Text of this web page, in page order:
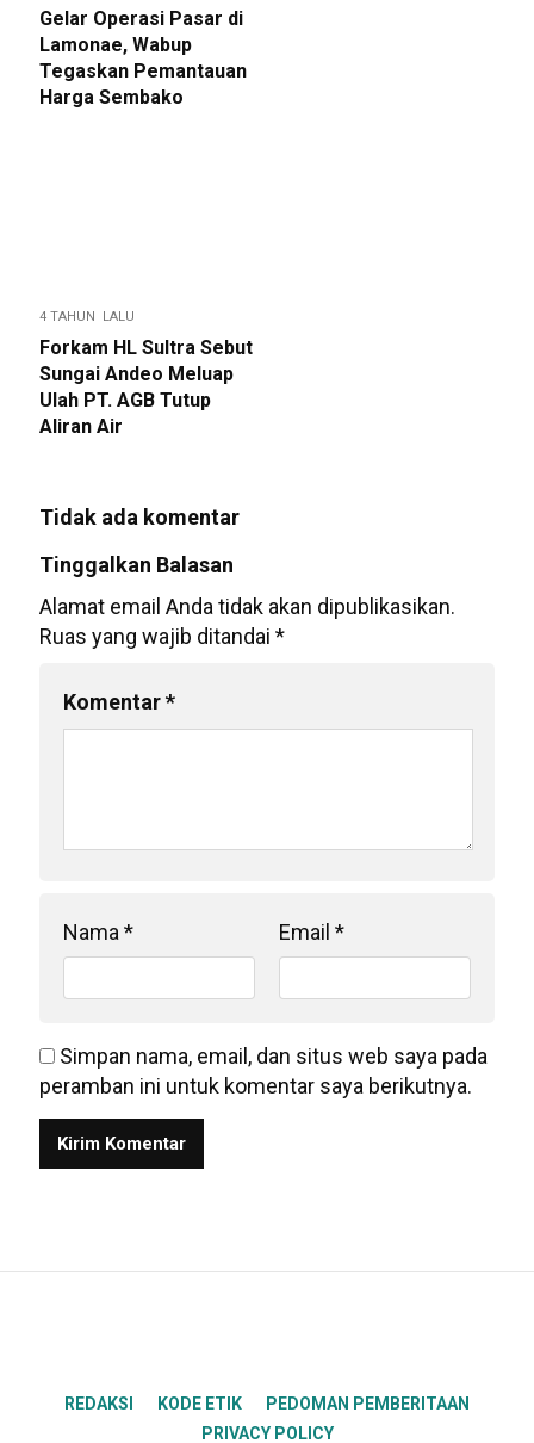
Gelar Operasi Pasar di
Lamonae, Wabup
Tegaskan Pemantauan
Harga Sembako
4 TAHUN LALU
Forkam HL Sultra Sebut
Sungai Andeo Meluap
Ulah PT. AGB Tutup
Aliran Air
Tidak ada komentar
Tinggalkan Balasan
Alamat email Anda tidak akan dipublikasikan.
Ruas yang wajib ditandai *
Komentar*
Nama * Email *
Simpan nama, email, dan situs web saya pada
peramban ini untuk komentar saya berikutnya.
REDAKSI KODE ETIK
PEDOMAN PEMBERITAAN
PRIVACY POLICY